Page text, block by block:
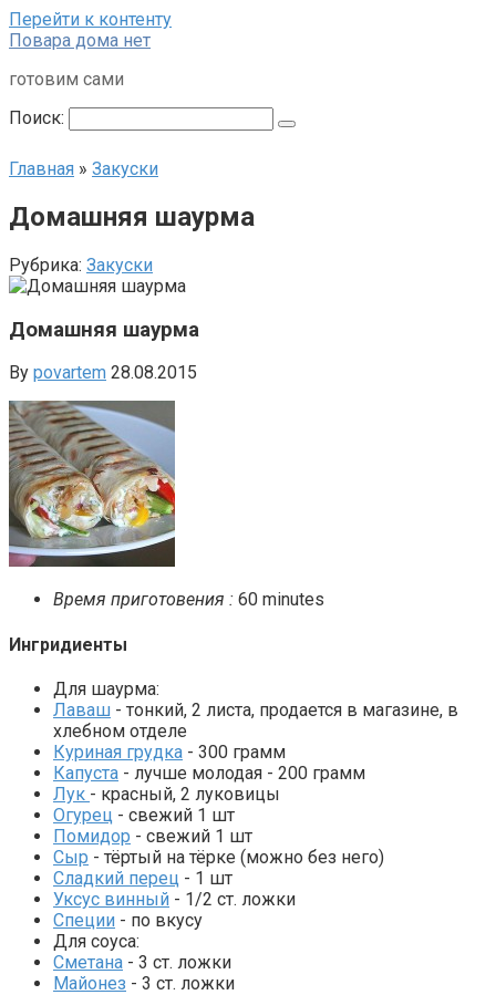
Перейти к контенту
Повара дома нет
готовим сами
Поиск:
Главная » Закуски
Домашняя шаурма
Рубрика: Закуски
Домашняя шаурма
By povartem 28.08.2015
Время приготовения : 60 minutes
Ингридиенты
Для шаурма:
Лаваш - тонкий, 2 листа, продается в магазине, в
хлебном отделе
Куриная грудка - 300 грамм
Капуста - лучше молодая - 200 грамм
Лук - красный, 2 луковицы
Огурец - свежий 1 шт
Помидор - свежий 1 шт
Сыр - тёртый на тёрке (можно без него)
Сладкий перец - 1 шт
Уксус винный - 1/2 ст. ложки
Специи - по вкусу
Для соуса:
Сметана - 3 ст. ложки
Майонез - 3 ст. ложки